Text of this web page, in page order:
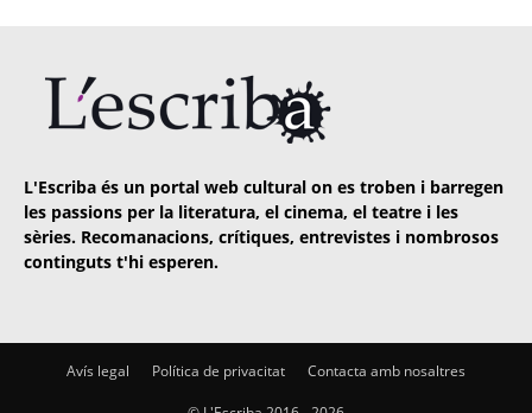
L'Escriba és un portal web cultural on es troben i barregen
les passions per la literatura, el cinema, el teatre i les
sèries. Recomanacions, crítiques, entrevistes i nombrosos
continguts t'hi esperen.
Avís legal Política de privacitat Contacta amb nosaltres